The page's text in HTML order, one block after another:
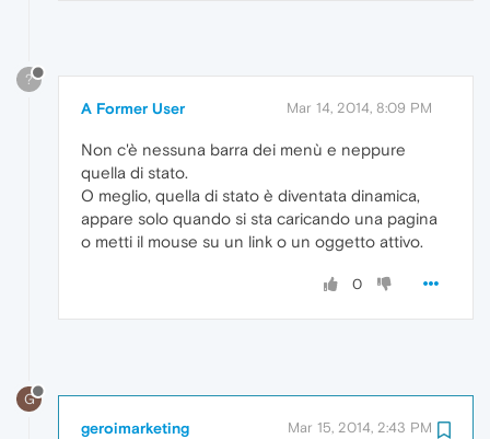
?
A Former User Mar 14, 2014, 8:09 PM
Non c'è nessuna barra dei menù e neppure
quella di stato.
O meglio, quella di stato è diventata dinamica,
appare solo quando si sta caricando una pagina
o metti il mouse su un link o un oggetto attivo.
0
G
geroimarketing Mar 15, 2014, 2:43 PM